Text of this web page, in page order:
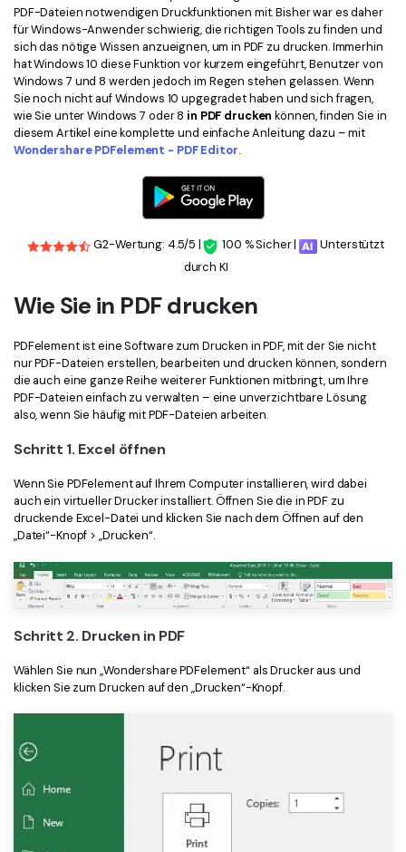
PDF OCR
PDF-Daten extrahieren
PDF freigeben
eSign PDFs rechtmäßig Neu
Branchen
Rechtliches
Regierung
Veröffentlichung
Freiberufler
Alle PDF-Funktionen
Kontakt zum Support
Was ist NEU
Benutzerhandbuch
PDFelement für Windows
PDFelement für Mac
PDFelement für iOS
PDFelement für Android
Mehr erfahren
Sehen Sie, was unsere Nutzer sagen.
Kostenlose PDF-Vorlagen
Bearbeiten, Drucken und Anpassen von kostenlosen Vorlagen.
PDF-Wissen
PDF-bezogene Informationen, die Sie benötigen.
Download-Zentrum
Laden Sie die leistungsstärksten und einfachsten PDF-Tools
PDF-Dateien notwendigen Druckfunktionen mit. Bisher war es daher
für Windows-Anwender schwierig, die richtigen Tools zu finden und
sich das nötige Wissen anzueignen, um in PDF zu drucken. Immerhin
hat Windows 10 diese Funktion vor kurzem eingeführt, Benutzer von
Windows 7 und 8 werden jedoch im Regen stehen gelassen. Wenn
Sie noch nicht auf Windows 10 upgegradet haben und sich fragen,
wie Sie unter Windows 7 oder 8 in PDF drucken können, finden Sie in
diesem Artikel eine komplette und einfache Anleitung dazu – mit
Wondershare PDFelement - PDF Editor.
G2-Wertung: 4.5/5 | 100 % Sicher |
Unterstützt
durch KI
Wie Sie in PDF drucken
PDFelement ist eine Software zum Drucken in PDF, mit der Sie nicht
nur PDF-Dateien erstellen, bearbeiten und drucken können, sondern
die auch eine ganze Reihe weiterer Funktionen mitbringt, um Ihre
PDF-Dateien einfach zu verwalten – eine unverzichtbare Lösung
also, wenn Sie häufig mit PDF-Dateien arbeiten.
Schritt 1. Excel öffnen
Wenn Sie PDFelement auf Ihrem Computer installieren, wird dabei
auch ein virtueller Drucker installiert. Öffnen Sie die in PDF zu
druckende Excel-Datei und klicken Sie nach dem Öffnen auf den
„Datei“-Knopf > „Drucken“.
Schritt 2. Drucken in PDF
Wählen Sie nun „Wondershare PDFelement“ als Drucker aus und
klicken Sie zum Drucken auf den „Drucken“-Knopf.